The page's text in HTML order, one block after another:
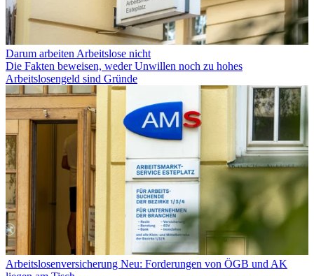
Darum arbeiten Arbeitslose nicht
Die Fakten beweisen, weder Unwillen noch zu hohes
Arbeitslosengeld sind Gründe
Arbeitslosenversicherung Neu: Forderungen von ÖGB und AK